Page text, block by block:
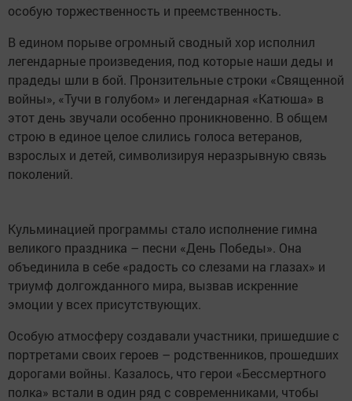
особую торжественность и преемственность.
В едином порыве огромный сводный хор исполнил
легендарные произведения, под которые наши деды и
прадеды шли в бой. Пронзительные строки «Священной
войны», «Тучи в голубом» и легендарная «Катюша» в
этот день звучали особенно проникновенно. В общем
строю в единое целое слились голоса ветеранов,
взрослых и детей, символизируя неразрывную связь
поколений.
Кульминацией программы стало исполнение гимна
великого праздника – песни «День Победы». Она
объединила в себе «радость со слезами на глазах» и
триумф долгожданного мира, вызвав искренние
эмоции у всех присутствующих.
Особую атмосферу создавали участники, пришедшие с
портретами своих героев – родственников, прошедших
дорогами войны. Казалось, что герои «Бессмертного
полка» встали в один ряд с современниками, чтобы